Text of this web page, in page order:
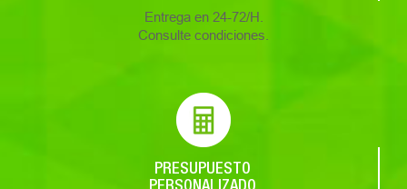
Entrega en 24-72/H.
Consulte condiciones.
PRESUPUESTO